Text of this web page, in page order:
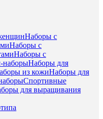
Наборы с
Наборы с
Наборы с
наборыНаборы для
из кожиНаборы для
Спортивные
для выращивания